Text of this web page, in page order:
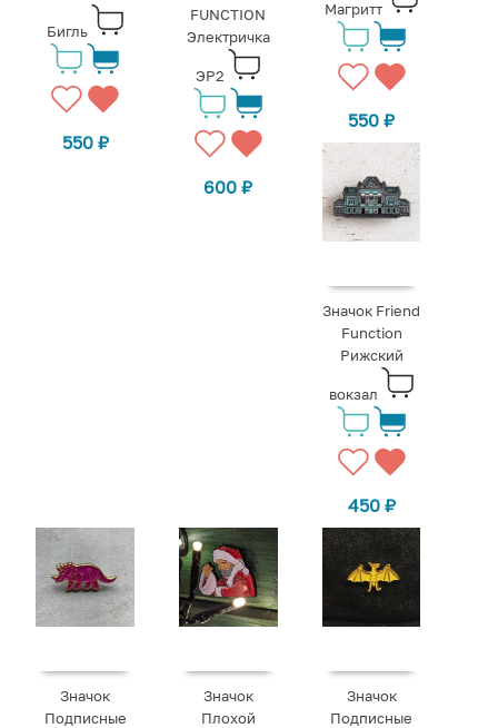
Бигль
550 ₽
FUNCTION
Электричка
ЭР2
600₽
Магритт
550₽
Значок Friend
Function
Рижский
вокзал
450 ₽
Значок
Подписные
Значок
Плохой
Значок
Подписные